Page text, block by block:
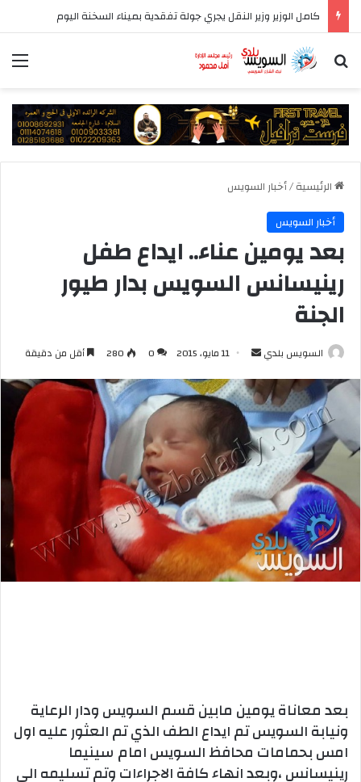
كامل الوزير وزير النقل يجري جولة تفقدية بميناء السخنة اليوم
بحث عن
الرئيسية/أخبار السويس
أخبار السويس
بعد يومين عناء.. ايداع طفل
رينيسانس السويس بدار طيور
الجنة
السويس بلدي
أرسل
إلكترونيا
11 مايو، 2015 0
280 أقل من دقيقة
بعد معاناة يومين مابين قسم السويس ودار الرعاية
ونيابة السويس تم ايداع الطف الذي تم العثور عليه اول
امس بحمامات محافظ السويس امام سينيما
رينيسانس ،وبعد انهاء كافة الاجراءات وتم تسليمه الى